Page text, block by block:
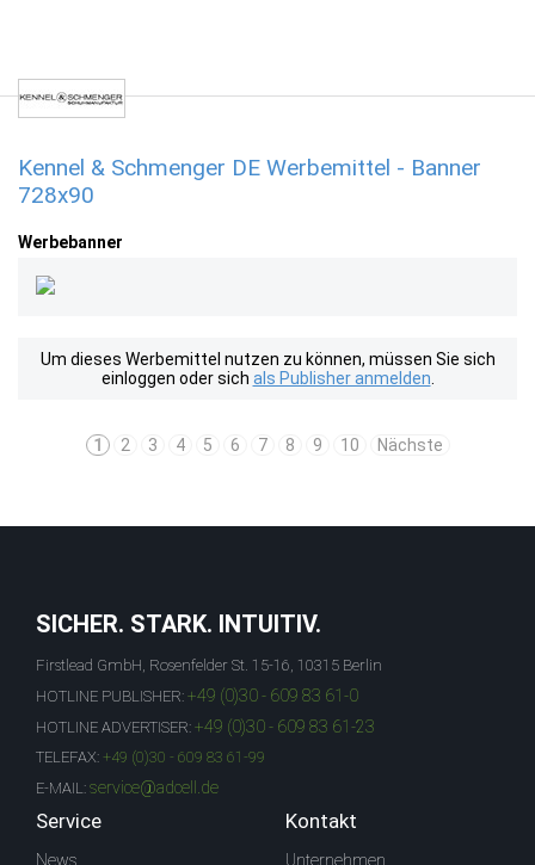
Kennel & Schmenger DE Werbemittel - Banner
728x90
Werbebanner
Um dieses Werbemittel nutzen zu können, müssen Sie sich
einloggen oder sich als Publisher anmelden
1 2 3 4 5 6 7 8 9 10 Nächste
SICHER. STARK. INTUITIV.
Firstlead GmbH, Rosenfelder St. 15-16, 10315 Berlin
HOTLINE PUBLISHER: +49 (0)30 - 609 83 61-0
HOTLINE ADVERTISER: +49 (0)30 - 609 83 61-23
TELEFAX: +49 (0)30 - 609 83 61-99
E-MAIL: service@adcell.de
Service
News
Kontakt
Unternehmen